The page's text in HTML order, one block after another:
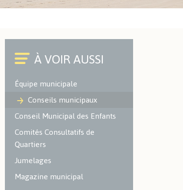
Cimetières
Office du Commerce et de
Police Municipale
Automatisée des Plaques
d'Immatriculation (LAPI)
ENVIRONNEMENT -
ESPACES VERTS
et naturels sur le territoire
Les espaces verts
ACTUALITÉS SPORTIVES
Équipe municipale
Conseils municipaux
Conseil Municipal des Enfants
Comités Consultatifs de
Quartiers
Jumelages
Magazine municipal